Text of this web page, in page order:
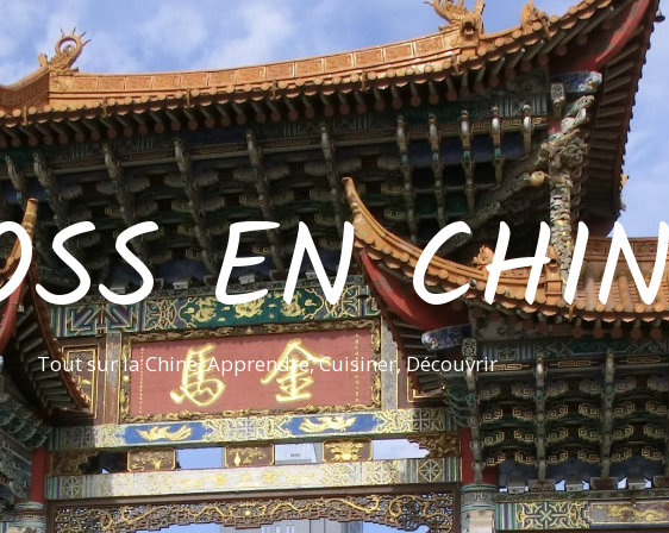
EN
Tout sur la Chine, Apprendre, Cuisiner, Découvrir